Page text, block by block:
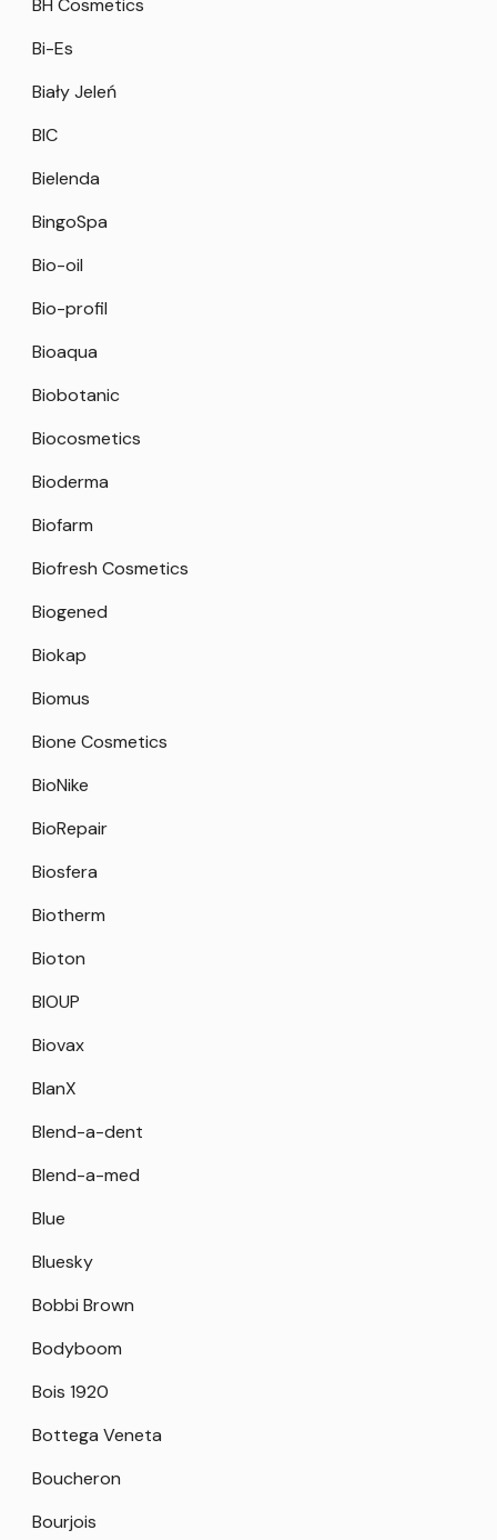
BH Cosmetics
Bi-Es
Biały Jeleń
BIC
Bielenda
BingoSpa
Bio-oil
Bio-profil
Bioaqua
Biobotanic
Biocosmetics
Bioderma
Biofarm
Biofresh Cosmetics
Biogened
Biokap
Biomus
Bione Cosmetics
BioNike
BioRepair
Biosfera
Biotherm
Bioton
BIOUP
Biovax
BlanX
Blend-a-dent
Blend-a-med
Blue
Bluesky
Bobbi Brown
Bodyboom
Bois 1920
Bottega Veneta
Boucheron
Bourjois